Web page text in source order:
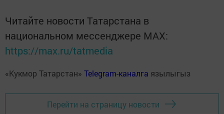
Читайте новости Татарстана в
национальном мессенджере MАХ:
https://max.ru/tatmedia
«Кукмор Татарстан» Telegram-каналга язылыгыз
Перейти на страницу новости